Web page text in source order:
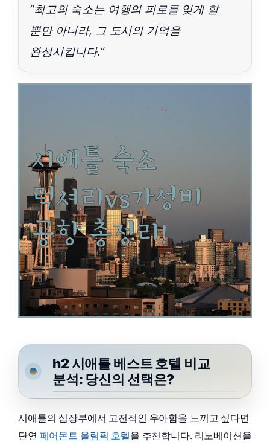
“최고의 숙소는 여행의 피로를 잊게 할
뿐만 아니라, 그 도시의 기억을
완성시킵니다.”
h2 시애틀 베스트 호텔 비교
분석: 당신의 선택은?
시애틀의 심장부에서 고전적인 우아함을 느끼고 싶다면
단연 페어몬트 올림픽 호텔을 추천합니다. 리노베이션을